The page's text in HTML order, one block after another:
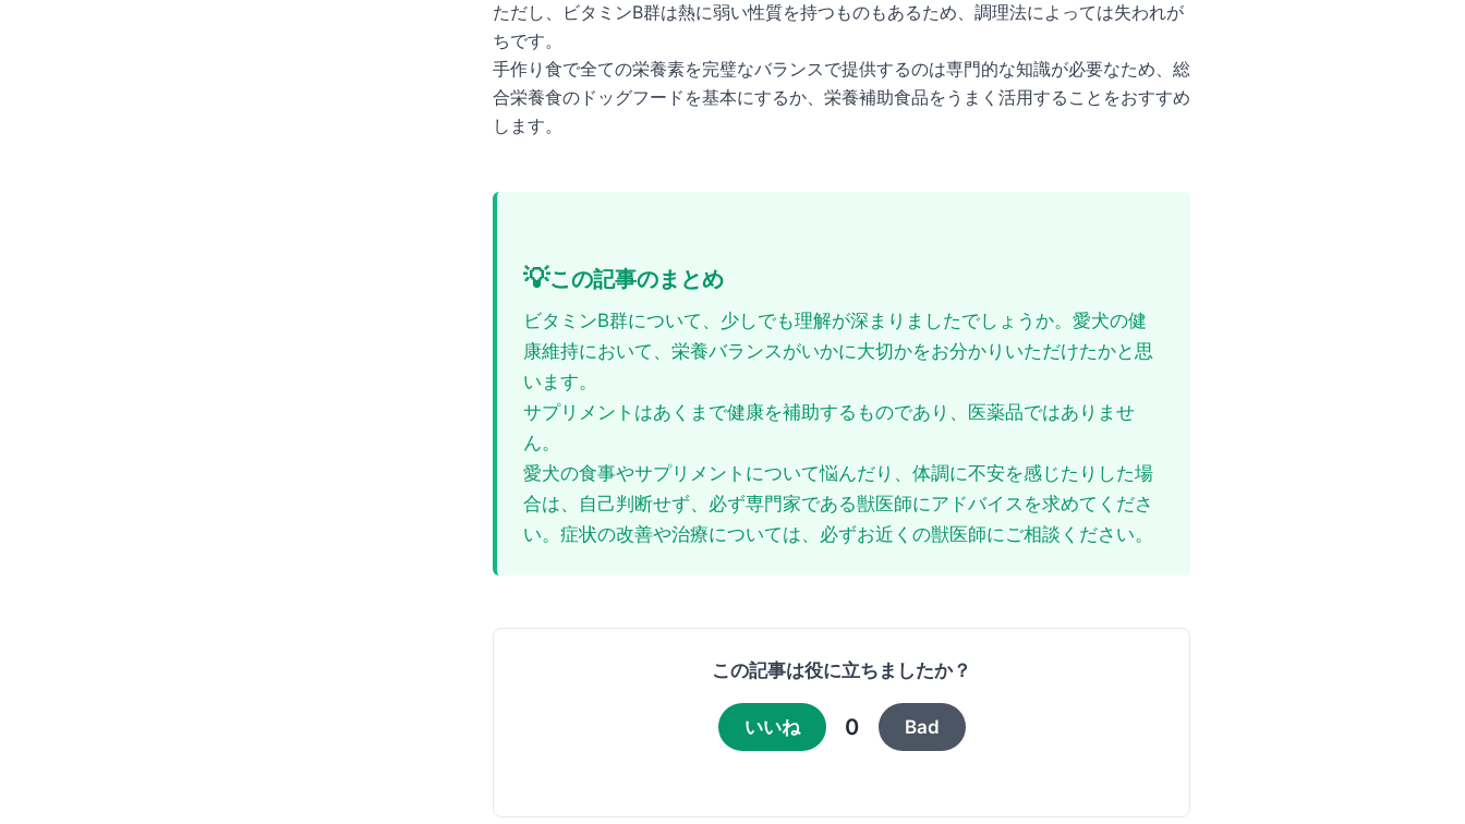
ただし、ビタミンB群は熱に弱い性質を持つものもあるため、調理法によっては失われが
ちです。
手作り食で全ての栄養素を完璧なバランスで提供するのは専門的な知識が必要なため、総
合栄養食のドッグフードを基本にするか、栄養補助食品をうまく活用することをおすすめ
します。
💡この記事のまとめ
ビタミンB群について、少しでも理解が深まりましたでしょうか。愛犬の健
康維持において、栄養バランスがいかに大切かをお分かりいただけたかと思
います。
サプリメントはあくまで健康を補助するものであり、医薬品ではありませ
ん。
愛犬の食事やサプリメントについて悩んだり、体調に不安を感じたりした場
合は、自己判断せず、必ず専門家である獣医師にアドバイスを求めてくださ
い。症状の改善や治療については、必ずお近くの獣医師にご相談ください。
この記事は役に立ちましたか？
いいね 0 Bad